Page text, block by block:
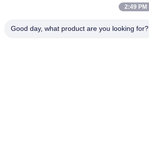
2:49 PM
Good day, what product are you looking for?